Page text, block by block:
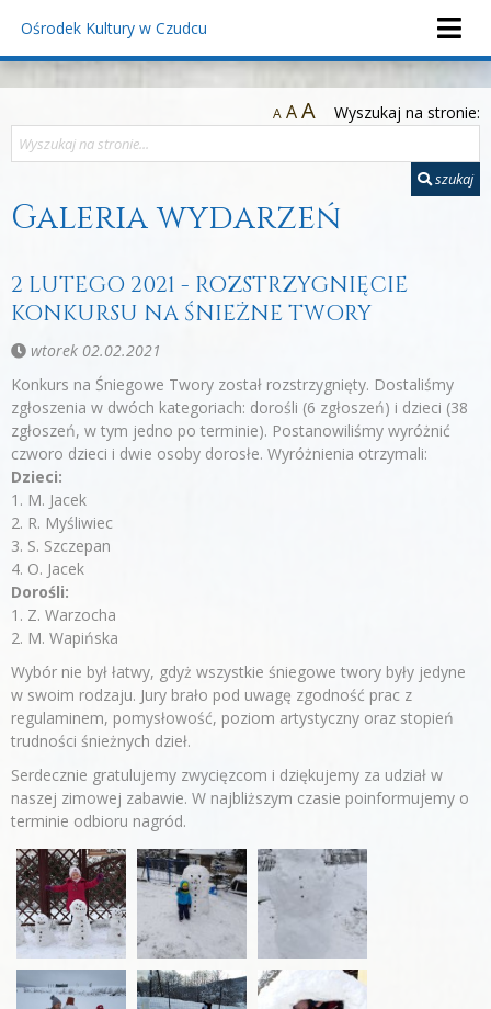
Ośrodek Kultury w Czudcu
A AA Wyszukaj na stronie:
szukaj
Galeria wydarzeń
2 LUTEGO 2021 - ROZSTRZYGNIĘCIE
KONKURSU NA ŚNIEŻNE TWORY
wtorek 02.02.2021
Konkurs na Śniegowe Twory został rozstrzygnięty. Dostaliśmy
zgłoszenia w dwóch kategoriach: dorośli (6 zgłoszeń) i dzieci (38
zgłoszeń, w tym jedno po terminie). Postanowiliśmy wyróżnić
czworo dzieci i dwie osoby dorosłe. Wyróżnienia otrzymali:
Dzieci:
1. M. Jacek
2. R. Myśliwiec
3. S. Szczepan
4. O. Jacek
Dorośli:
1. Z. Warzocha
2. M. Wapińska
Wybór nie był łatwy, gdyż wszystkie śniegowe twory były jedyne
w swoim rodzaju. Jury brało pod uwagę zgodność prac z
regulaminem, pomysłowość, poziom artystyczny oraz stopień
trudności śnieżnych dzieł.
Serdecznie gratulujemy zwycięzcom i dziękujemy za udział w
naszej zimowej zabawie. W najbliższym czasie poinformujemy o
terminie odbioru nagród.